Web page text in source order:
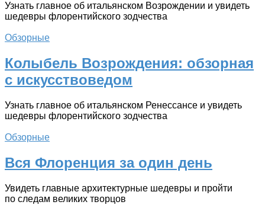
Узнать главное об итальянском Возрождении и увидеть
шедевры флорентийского зодчества
Обзорные
Колыбель Возрождения: обзорная
с искусствоведом
Узнать главное об итальянском Ренессансе и увидеть
шедевры флорентийского зодчества
Обзорные
Вся Флоренция за один день
Увидеть главные архитектурные шедевры и пройти
по следам великих творцов